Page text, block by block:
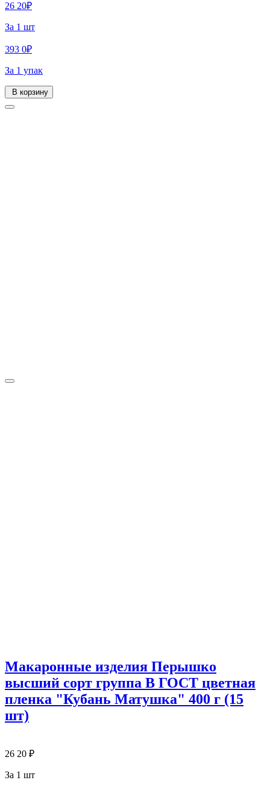
26 20₽
За 1 шт
393 0₽
За 1 упак
В корзину
Макаронные изделия Перышко
высший сорт группа В ГОСТ цветная
пленка "Кубань Матушка" 400 г (15
шт)
26 20 ₽
За 1 шт